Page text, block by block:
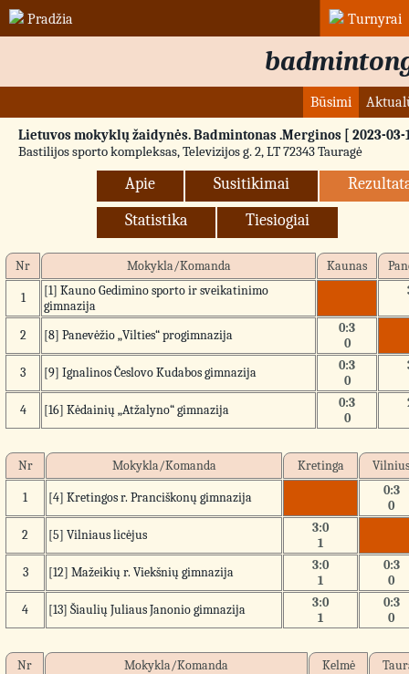
Pradžia Turnyrai
Būsimi
Lietuvos mokyklų žaidynės. Badmintonas .Merginos [ 2023-03-
Bastilijos sporto kompleksas, Televizijos g. 2, LT 72343 Tauragė
Apie Susitikimai
Statistika
Tiesiogiai
Nr Mokykla/Komanda Kaunas
1
[1] Kauno Gedimino sporto ir sveikatinimo
gimnazija
2 [8] Panevėžio „Vilties“ progimnazija
0:3
0
3
[9] Ignalinos Česlovo Kudabos gimnazija
0:3
0
4 [16] Kėdainių „Atžalyno“ gimnazija
0:3
0
Nr Mokykla/Komanda Kretinga Vilnius
1 [4] Kretingos r. Pranciškonų gimnazija
0:3
0
2
[5] Vilniaus licėjus
3:0
1
3
[12] Mažeikių r. Viekšnių gimnazija
3:0
1
0:3
0
4
[13] Šiaulių Juliaus Janonio gimnazija
3:0
1
0:3
0
Nr Mokykla/Komanda Kelmė